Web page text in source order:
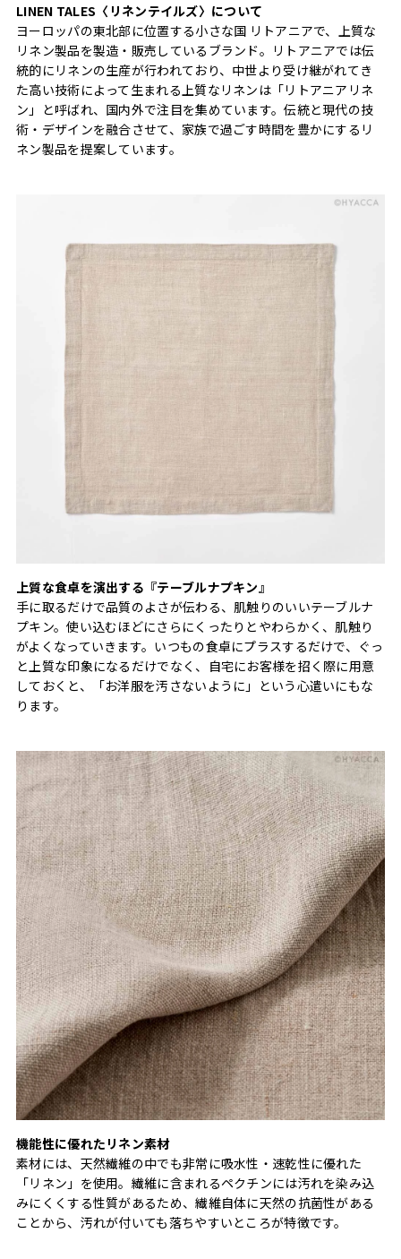
LINEN TALES〈リネンテイルズ〉について
ヨーロッパの東北部に位置する小さな国 リトアニアで、上質な
リネン製品を製造・販売しているブランド。リトアニアでは伝
統的にリネンの生産が行われており、中世より受け継がれてき
た高い技術によって生まれる上質なリネンは「リトアニアリネ
ン」と呼ばれ、国内外で注目を集めています。伝統と現代の技
術・デザインを融合させて、家族で過ごす時間を豊かにするリ
ネン製品を提案しています。
上質な食卓を演出する『テーブルナプキン』
手に取るだけで品質のよさが伝わる、肌触りのいいテーブルナ
プキン。使い込むほどにさらにくったりとやわらかく、肌触り
がよくなっていきます。いつもの食卓にプラスするだけで、ぐっ
と上質な印象になるだけでなく、自宅にお客様を招く際に用意
しておくと、「お洋服を汚さないように」という心遣いにもな
ります。
機能性に優れたリネン素材
素材には、天然繊維の中でも非常に吸水性・速乾性に優れた
「リネン」を使用。繊維に含まれるペクチンには汚れを染み込
みにくくする性質があるため、繊維自体に天然の抗菌性がある
ことから、汚れが付いても落ちやすいところが特徴です。